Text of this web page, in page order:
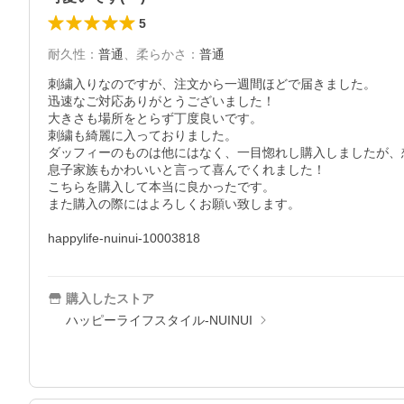
5
耐久性 ： 普通 、 柔らかさ ： 普通
刺繍入りなのですが、注文から一週間ほどで届きました。
迅速なご対応ありがとうございました！
大きさも場所をとらず丁度良いです。
刺繍も綺麗に入っておりました。
ダッフィーのものは他にはなく、一目惚れし購入しましたが
息子家族もかわいいと言って喜んでくれました！
こちらを購入して本当に良かったです。
また購入の際にはよろしくお願い致します。
happylife-nuinui-10003818
購入したストア
ハッピーライフスタイル-NUINUI